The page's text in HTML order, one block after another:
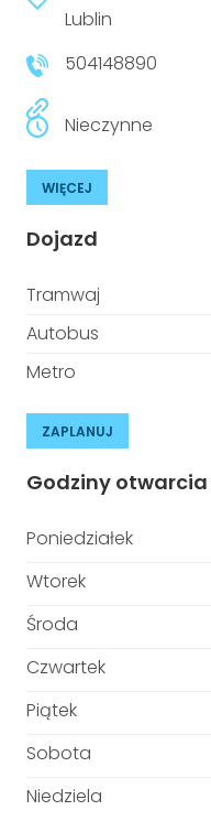
niepełnosprawnościami
Prawo
Prawa osób z
Aktualności
Urządzenia IoT
Lublin
504148890
Nieczynne
WIĘCEJ
Dojazd
Tramwaj
Autobus
Metro
ZAPLANUJ
Godziny otwarcia
Poniedziałek
Wtorek
Środa
Czwartek
Piątek
Sobota
Niedziela